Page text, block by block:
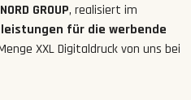
GROUP, realisiert im
für die werbende
XXL Digitaldruck von uns bei